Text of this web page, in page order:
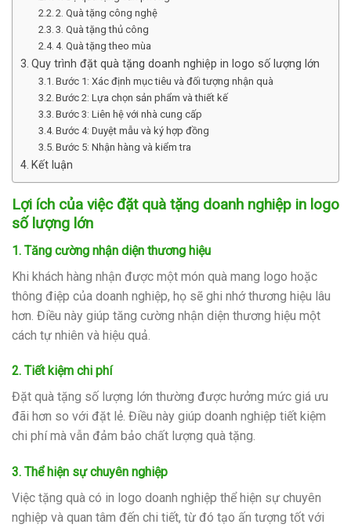
2. Quà tặng công nghệ
3. Quà tặng thủ công
4. Quà tặng theo mùa
Quy trình đặt quà tặng doanh nghiệp in logo số lượng lớn
Bước 1: Xác định mục tiêu và đối tượng nhận quà
Bước 2: Lựa chọn sản phẩm và thiết kế
Bước 3: Liên hệ với nhà cung cấp
Bước 4: Duyệt mẫu và ký hợp đồng
Bước 5: Nhận hàng và kiểm tra
Kết luận
Lợi ích của việc đặt quà tặng doanh nghiệp in logo
số lượng lớn
1. Tăng cường nhận diện thương hiệu
Khi khách hàng nhận được một món quà mang logo hoặc
thông điệp của doanh nghiệp, họ sẽ ghi nhớ thương hiệu lâu
hơn. Điều này giúp tăng cường nhận diện thương hiệu một
cách tự nhiên và hiệu quả.
2. Tiết kiệm chi phí
Đặt quà tặng số lượng lớn thường được hưởng mức giá ưu
đãi hơn so với đặt lẻ. Điều này giúp doanh nghiệp tiết kiệm
chi phí mà vẫn đảm bảo chất lượng quà tặng.
3. Thể hiện sự chuyên nghiệp
Việc tặng quà có in logo doanh nghiệp thể hiện sự chuyên
nghiệp và quan tâm đến chi tiết, từ đó tạo ấn tượng tốt với